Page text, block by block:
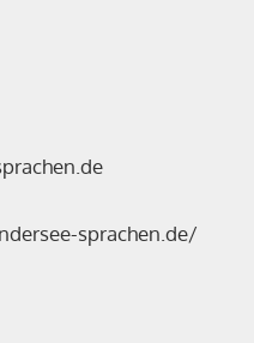
sprachen.de/